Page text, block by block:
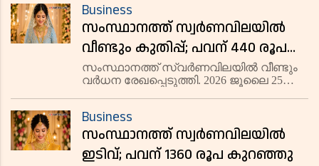
ഗ്രാമിന് 85 രൂപ കൂടി 13,370 രൂപയിലാണ്
വ്യാപാരം നടക്കുന്നത്.
Business
സംസ്ഥാനത്ത് സ്വര്‍ണവിലയില്‍
വീണ്ടും കുതിപ്പ്; പവന് 440 രൂപ
കൂടി
സംസ്ഥാനത്ത് സ്വർണവിലയിൽ വീണ്ടും
വർധന രേഖപ്പെടുത്തി. 2026 ജൂലൈ 25
ഗ്രാമിന് 55 രൂപ കൂടി 13,285 രൂപയിലാണ്
വ്യാപാരം നടക്കുന്നത്. 18
Business
സംസ്ഥാനത്ത് സ്വര്‍ണവിലയില്‍
ഇടിവ്; പവന് 1360 രൂപ കുറഞ്ഞു